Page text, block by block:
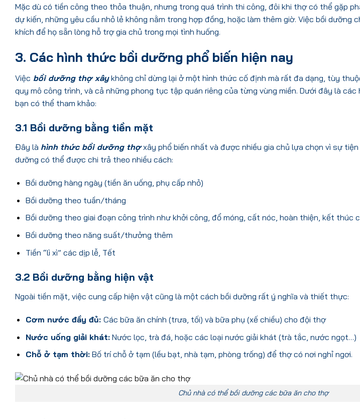
Mặc dù có tiền công theo thỏa thuận, nhưng trong quá trình thi công, đôi khi thợ có thể gặp
dự kiến, những yêu cầu nhỏ lẻ không nằm trong hợp đồng, hoặc làm thêm giờ. Việc bồi dưỡng
khích để họ sẵn lòng hỗ trợ gia chủ trong mọi tình huống.
3. Các hình thức bồi dưỡng phổ biến hiện nay
Việc bồi dưỡng thợ xâykhông chỉ dừng lại ở một hình thức cố định mà rất đa dạng, tùy
quy mô công trình, và cả những phong tục tập quán riêng của từng vùng miền. Dưới đây là
bạn có thể tham khảo:
3.1 Bồi dưỡng bằng tiền mặt
Đây là hình thức bồi dưỡng thợxây phổ biến nhất và được nhiều gia chủ lựa chọn vì sự
dưỡng có thể được chi trả theo nhiều cách:
Bồi dưỡng hàng ngày (tiền ăn uống, phụ cấp nhỏ)
Bồi dưỡng theo tuần/tháng
Bồi dưỡng theo giai đoạn công trình như khởi công, đổ móng, cất nóc, hoàn thiện, kết thúc
Bồi dưỡng theo năng suất/thưởng thêm
Tiền “lì xì” các dịp lễ, Tết
3.2 Bồi dưỡng bằng hiện vật
Ngoài tiền mặt, việc cung cấp hiện vật cũng là một cách bồi dưỡng rất ý nghĩa và thiết thực:
Cơm nước đầy đủ: Các bữa ăn chính (trưa, tối) và bữa phụ (xế chiều) cho đội thợ
Nước uống giải khát:Nước lọc, trà đá, hoặc các loại nước giải khát (trà tắc, nước ngọt…)
Chỗ ở tạm thời:Bố trí chỗ ở tạm (lều bạt, nhà tạm, phòng trống) để thợ có nơi nghỉ ngơi.
Chủ nhà có thể bồi dưỡng các bữa ăn cho thợ